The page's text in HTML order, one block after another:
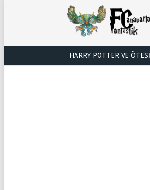
HARRY POTTER VE ÖTESI